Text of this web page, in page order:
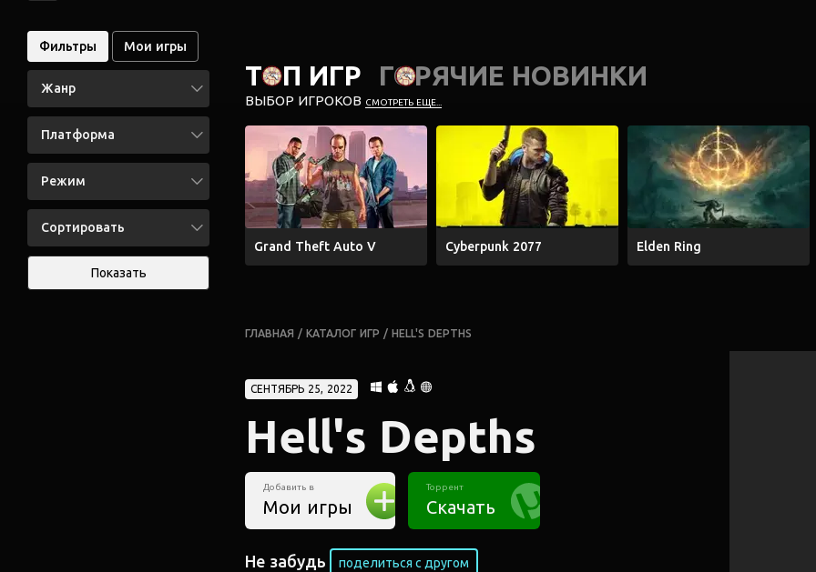
Фильтры Мои игры
Жанр
Платформа
Режим
Сортировать
Показать
ТОП ИГР ГОРЯЧИЕ НОВИНКИ
ВЫБОР ИГРОКОВ СМОТРЕТЬ ЕЩЕ...
Grand Theft Auto V Cyberpunk 2077 Elden Ring
ГЛАВНАЯ / КАТАЛОГ ИГР / HELL'S DEPTHS
СЕНТЯБРЬ 25, 2022
Hell's Depths
Добавить в
Мои игры
Торрент
Скачать
Не забудь поделиться с другом